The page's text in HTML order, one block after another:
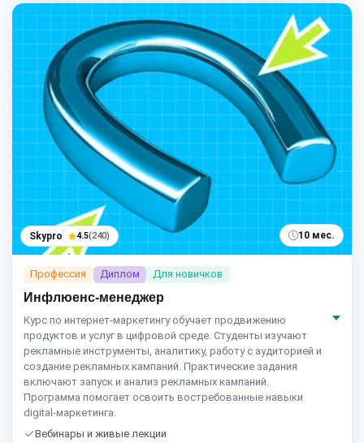
Skypro 4.5(240) 10 мес.
Профессия Диплом Для новичков
Инфлюенс-менеджер
Курс по интернет‑маркетингу обучает продвижению
продуктов и услуг в цифровой среде. Студенты изучают
рекламные инструменты, аналитику, работу с аудиторией и
создание рекламных кампаний. Практические задания
включают запуск и анализ рекламных кампаний.
Программа помогает освоить востребованные навыки
digital‑маркетинга.
Вебинары и живые лекции